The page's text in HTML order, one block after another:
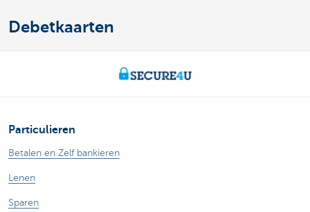
Debetkaarten
Particulieren
Betalen en Zelf bankieren
Lenen
Sparen